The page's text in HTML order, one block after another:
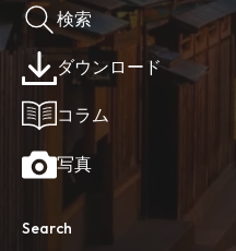
検索
ダウンロード
コラム
写真
Search